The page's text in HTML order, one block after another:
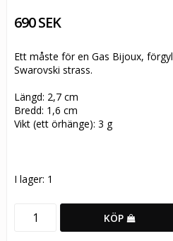
690 SEK
Ett måste för en Gas Bijoux,
Swarovski strass.
Längd: 2,7 cm
Bredd: 1,6 cm
Vikt (ett örhänge): 3 g
I lager: 1
KÖP